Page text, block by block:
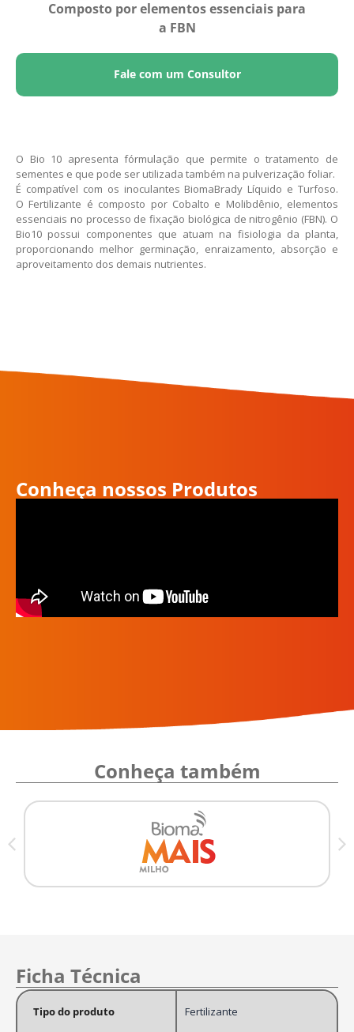
Composto por elementos essenciais para
a FBN
Fale com um Consultor
O Bio 10 apresenta fórmulação que permite o tratamento de
sementes e que pode ser utilizada também na pulverização foliar.
É compatível com os inoculantes BiomaBrady Líquido e Turfoso.
O Fertilizante é composto por Cobalto e Molibdênio, elementos
essenciais no processo de fixação biológica de nitrogênio (FBN). O
Bio10 possui componentes que atuam na fisiologia da planta,
proporcionando melhor germinação, enraizamento, absorção e
aproveitamento dos demais nutrientes.
Conheça nossos Produtos
Conheça também
Ficha Técnica
Tipo do produto Fertilizante